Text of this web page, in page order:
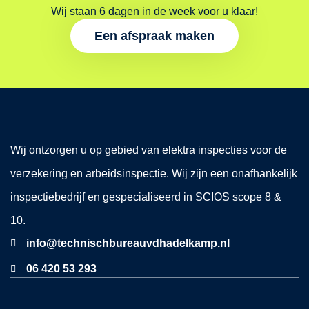
Wij staan 6 dagen in de week voor u klaar!
Een afspraak maken
Wij ontzorgen u op gebied van elektra inspecties voor de
verzekering en arbeidsinspectie. Wij zijn een onafhankelijk
inspectiebedrijf en gespecialiseerd in SCIOS scope 8 &
10.
info@technischbureauvdhadelkamp.nl
06 420 53 293